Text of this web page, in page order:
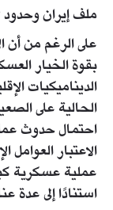
ملف إيران وحدود
على الرغم من أن
بقوة الخيار
الديناميكيات
الحالية على
احتمال حدوث
الاعتبار العوامل
عملية عسكرية
استنادًا إلى عدة